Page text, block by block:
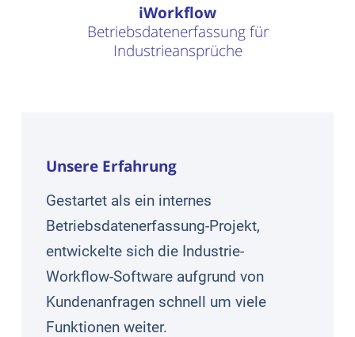
Unsere Erfahrung
Gestartet als ein internes
Betriebsdatenerfassung-Projekt,
entwickelte sich die Industrie-
Workflow-Software aufgrund von
Kundenanfragen schnell um viele
Funktionen weiter.
iWorkflow
Betriebsdatenerfassung für
Industrieansprüche